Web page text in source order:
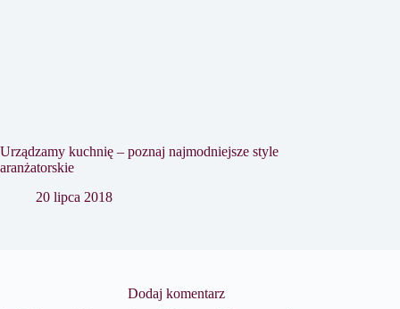
Urządzamy kuchnię – poznaj najmodniejsze style
aranżatorskie
20 lipca 2018
Dodaj komentarz